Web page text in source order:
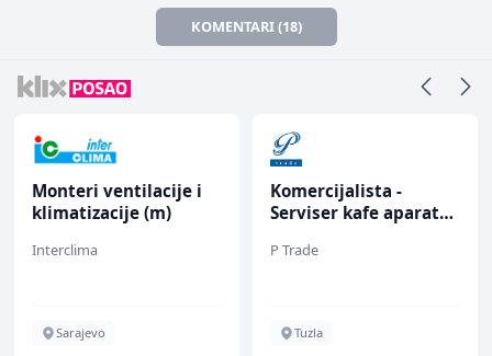
KOMENTARI (18)
Monteri ventilacije i
klimatizacije (m)
Interclima
Sarajevo
Komercijalista -
Serviser kafe aparata
P Trade
Tuzla